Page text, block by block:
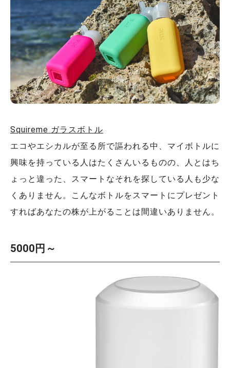
Squireme ガラスボトル
エコやエシカルが至る所で謳われる中、マイボトルに
興味を持っている人はたくさんいるものの、人とはち
ょっと違った、スマートなそれを探している人も少な
くありません。こんなボトルをスマートにプレゼント
すればあなたの株が上がることは間違いありません。
5000円～